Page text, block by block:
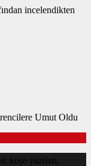
incelendikten
Umut Oldu
köşe yazıları,